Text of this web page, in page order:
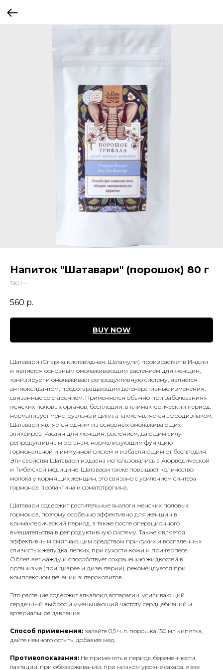
Напиток "Шатавари" (порошок) 80 г
SKU: -
560 р.
BUY NOW
Шатавари (Cпаржа кистевидная, Шатамули) произрастает в Индии
и является основным омолаживающим растением для женщин,
тонизирует и омолаживает репродуктивную систему, является
антиоксидантом, предотвращающим дегенеративные изменения,
связанные со старением. Применяется обычно при заболеваниях
женских половых органов, бесплодии, в климактерический период,
нормализует менструальный цикл, а также является афродизиаком.
Шатавари является одним из основных омолаживающих
эликсиров-Расаян для женщин, растением, дающим силу
репродуктивным органам, нормализующим функцию
гормональной и иммунной систем и избавляющим от бесплодия.
Эти свойства Шатавари издавна использовались в Аюрведической
и Тибетской медицине. Шатавари также повышает количество
молока у кормящих женщин, это связано с усилением синтеза
гормонов пролактина и соматотропина.
Шатавари содержит растительные аналоги женских половых
гормонов, поэтому особенно эффективно для женщин в
климактерический период, а также после операционного
вмешательства в репродуктивную систему. Также является
эффективным смягчающим средством при сухих и воспаленных
слизистых желудка, легких, при сухости кожи и при герпесе.
Облегчает жажду и способствует сохранению жидкостей в
организме (при диарее и дизентерии), рекомендуется при
комплексном лечении энтероколитов.
Это растение содержит алкалоид аспарагин, усиливающий
сердечный выброс и уменьшающий частоту сердцебиений и
артериальное давление.
Способ применения: залейте 0,5 ч. л. порошка 150 мл кипятка,
дайте немного остыть, добавьте мед.
Противопоказания: Не применять в период беременности,
лактации, при обезвоживании, при низком уровне сахара, язве